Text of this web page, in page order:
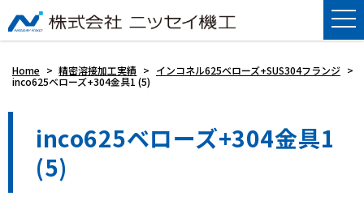
Home > 精密溶接加工実績 > インコネル625ベローズ+SUS304フランジ >
inco625ベローズ+304金具1 (5)
inco625ベローズ+304金具1
(5)